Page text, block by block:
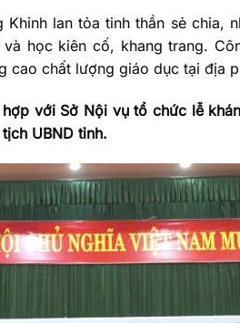
lan tỏa tinh thần sẻ chia,
học kiên cố, khang trang.
cao chất lượng giáo dục tại địa
với Sở Nội vụ tổ chức lễ
UBND tỉnh.